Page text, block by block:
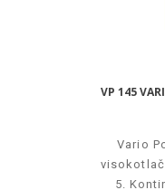
VP 145
Vario
5.